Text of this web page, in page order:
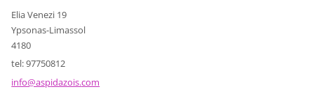
Elia Venezi 19
Ypsonas-Limassol
4180
tel: 97750812
info@aspidazois.com